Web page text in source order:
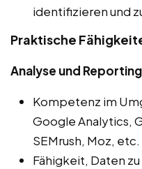
identifizieren und
Praktische
Analyse und
Kompetenz im
Google Analytics,
SEMrush, Moz, etc.
Fähigkeit, Daten